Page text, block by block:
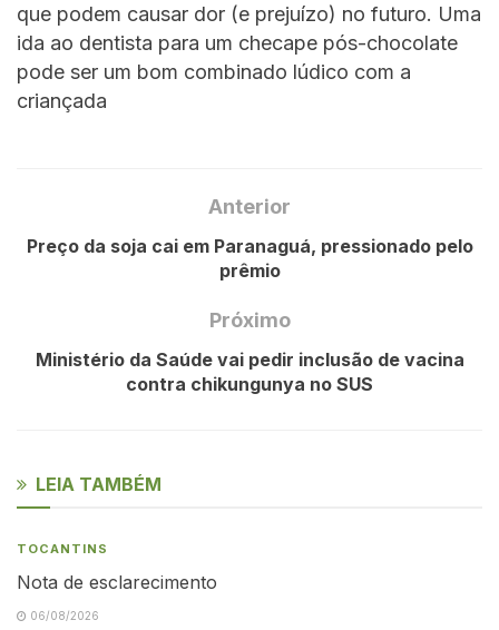
que podem causar dor (e prejuízo) no futuro. Uma
ida ao dentista para um checape pós-chocolate
pode ser um bom combinado lúdico com a
criançada
Anterior
Preço da soja cai em Paranaguá, pressionado pelo
prêmio
Próximo
Ministério da Saúde vai pedir inclusão de vacina
contra chikungunya no SUS
LEIA TAMBÉM
TOCANTINS
Nota de esclarecimento
06/08/2026